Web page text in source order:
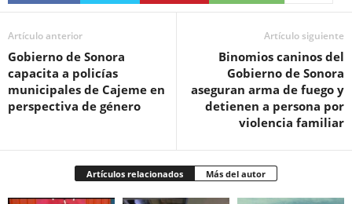
Artículo anterior
Gobierno de Sonora
capacita a policías
municipales de Cajeme en
perspectiva de género
Artículo siguiente
Binomios caninos del
Gobierno de Sonora
aseguran arma de fuego y
detienen a persona por
violencia familiar
Artículos relacionados Más del autor